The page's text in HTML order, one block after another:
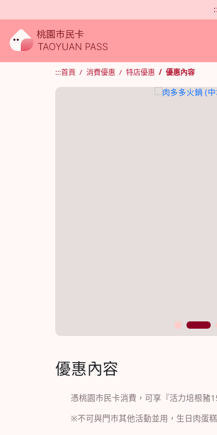
:::首頁 消費優惠 特店優惠 優惠內容
1 2
優惠內容
憑桃園市民卡消費，可享『活力培根豬
※不可與門市其他活動並用，生日肉蛋